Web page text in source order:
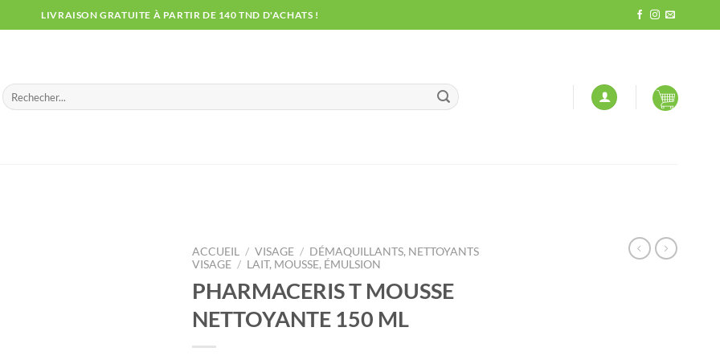
LIVRAISON GRATUITE À PARTIR DE 140 TND D'ACHATS !
Recherche
pour :
ACCUEIL / VISAGE / DÉMAQUILLANTS, NETTOYANTS
VISAGE / LAIT, MOUSSE, ÉMULSION
PHARMACERIS T MOUSSE
NETTOYANTE 150 ML